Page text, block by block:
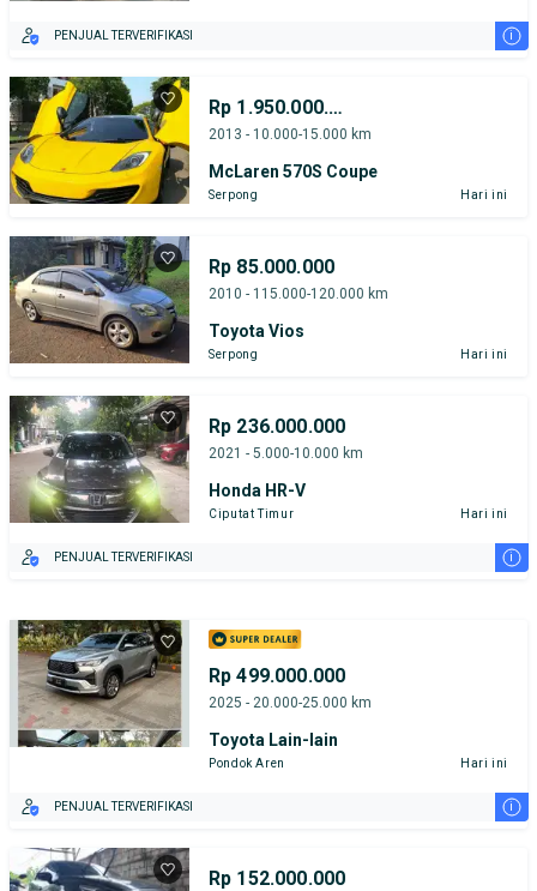
PENJUAL TERVERIFIKASI i
Rp 1.950.000.000
2013 - 10.000-15.000 km
McLaren 570S Coupe
Serpong Hari ini
Rp 85.000.000
2010 - 115.000-120.000 km
Toyota Vios
Serpong Hari ini
Rp 236.000.000
2021 - 5.000-10.000 km
Honda HR-V
Ciputat Timur Hari ini
PENJUAL TERVERIFIKASI i
Rp 499.000.000
2025 - 20.000-25.000 km
Toyota Lain-lain
Pondok Aren Hari ini
PENJUAL TERVERIFIKASI i
Rp 152.000.000